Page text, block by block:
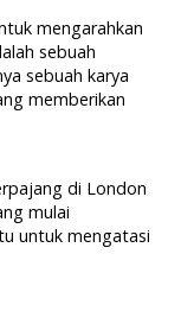
mengarahkan
sebuah
sebuah karya
memberikan
di London
mulai
untuk mengatasi